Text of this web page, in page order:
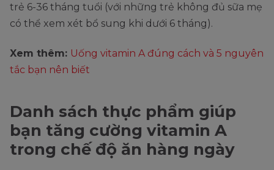
trẻ 6-36 tháng tuổi (với những trẻ không đủ sữa mẹ
có thể xem xét bổ sung khi dưới 6 tháng).
Xem thêm: Uống vitamin A đúng cách và 5 nguyên
tắc bạn nên biết
Danh sách thực phẩm giúp
bạn tăng cường vitamin A
trong chế độ ăn hàng ngày